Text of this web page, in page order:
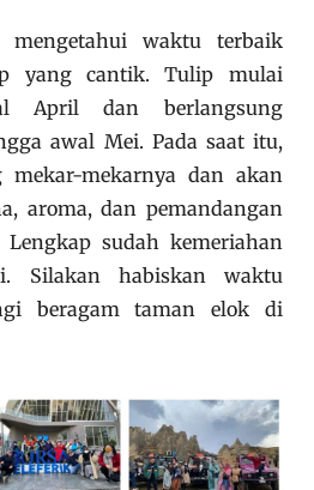
mengetahui waktu terbaik
yang cantik. Tulip mulai
April dan berlangsung
awal Mei. Pada saat itu,
mekar-mekarnya dan akan
aroma, dan pemandangan
sudah kemeriahan
Silakan habiskan waktu
beragam taman elok di